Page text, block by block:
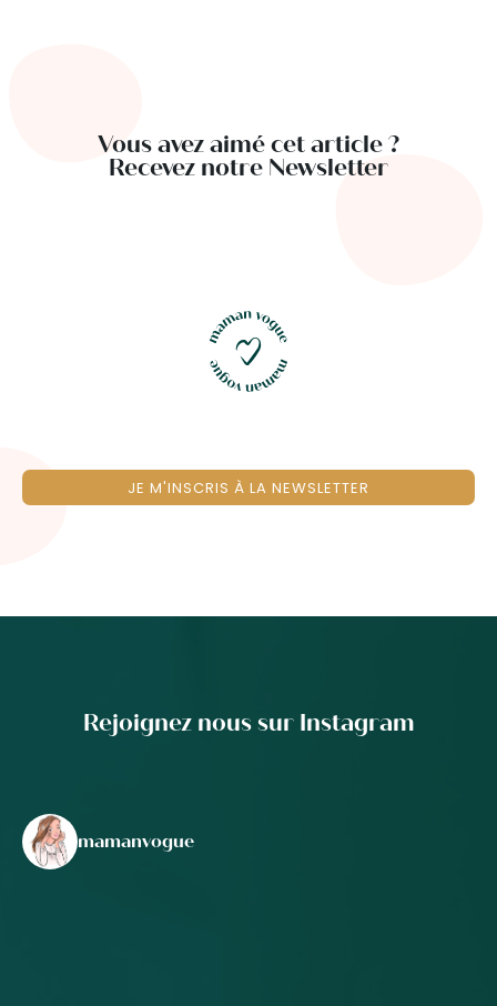
Vous avez aimé cet article ?
Recevez notre Newsletter
JE M'INSCRIS À LA NEWSLETTER
Rejoignez nous sur Instagram
mamanvogue